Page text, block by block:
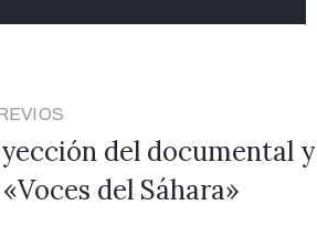
del documental y
del Sáhara»